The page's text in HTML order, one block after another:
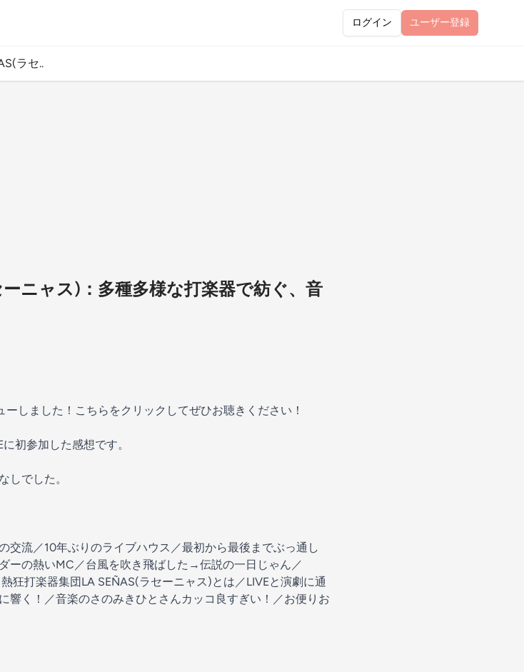
ログイン ユーザー登録
ラセ..
ニャス)：多種多様な打楽器で紡ぐ、音
しました！こちらをクリックしてぜひお聴きください！
初参加した感想です。
しでした。
交流／10年ぶりのライブハウス／最初から最後までぶっ通し
ーの熱いMC／台風を吹き飛ばした→伝説の一日じゃん／
狂打楽器集団LA SEÑAS(ラセーニャス)とは／LIVEと演劇に通
響く！／音楽のさのみきひとさんカッコ良すぎい！／お便りお